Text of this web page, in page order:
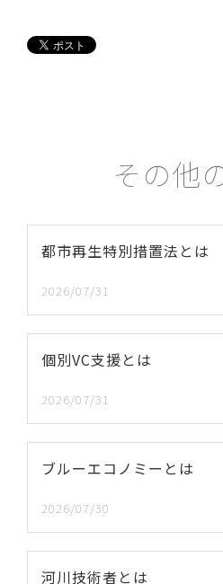
その他
都市再生特別措置法とは
2026/07/31
個別VC支援とは
2026/07/31
ブルーエコノミーとは
2026/07/30
河川技術者とは